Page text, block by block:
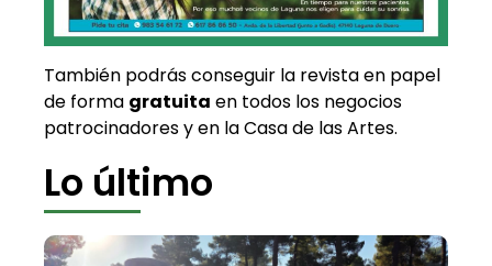
También podrás conseguir la revista en papel
de forma gratuita en todos los negocios
patrocinadores y en la Casa de las Artes.
Lo último